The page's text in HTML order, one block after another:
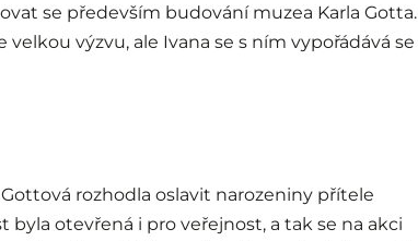
se především budování muzea Karla Gotta.
výzvu, ale Ivana se s ním vypořádává se
rozhodla oslavit narozeniny přítele
byla otevřená i pro veřejnost, a tak se na akci